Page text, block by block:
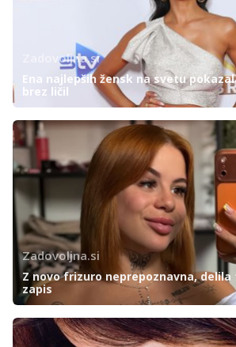
Zadovoljna.si
Ena najlepših žensk na svetu
brez ličil
Zadovoljna.si
Z novo frizuro neprepoznavna,
zapis